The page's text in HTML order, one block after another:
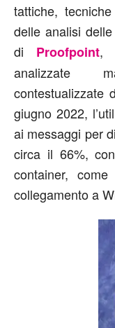
tattiche,
delle analisi
di Proofpoint,
analizzate
contestualizzate
giugno 2022,
ai messaggi per
circa il 66%,
container,
collegamento a